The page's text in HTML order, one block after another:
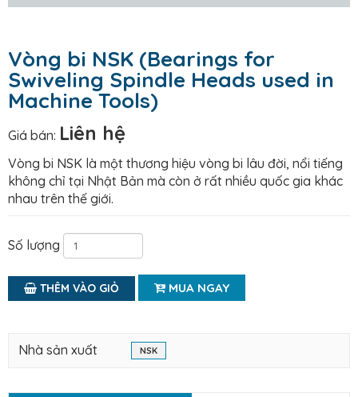
Vòng bi NSK (Bearings for
Swiveling Spindle Heads used in
Machine Tools)
Giá bán: Liên hệ
Vòng bi NSK là một thương hiệu vòng bi lâu đời, nổi tiếng
không chỉ tại Nhật Bản mà còn ở rất nhiều quốc gia khác
nhau trên thế giới.
Số lượng
THÊM VÀO GIỎ MUA NGAY
Nhà sản xuất NSK